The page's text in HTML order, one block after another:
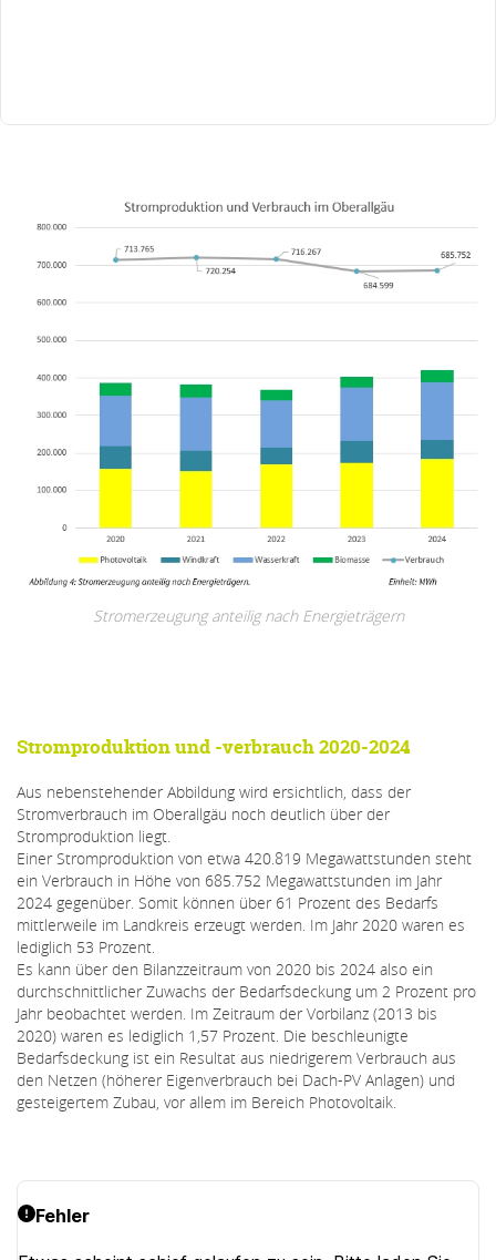
Stromerzeugung anteilig nach Energieträgern
Stromproduktion und -verbrauch 2020-2024
Aus nebenstehender Abbildung wird ersichtlich, dass der
Stromverbrauch im Oberallgäu noch deutlich über der
Stromproduktion liegt.
Einer Stromproduktion von etwa 420.819 Megawattstunden steht
ein Verbrauch in Höhe von 685.752 Megawattstunden im Jahr
2024 gegenüber. Somit können über 61 Prozent des Bedarfs
mittlerweile im Landkreis erzeugt werden. Im Jahr 2020 waren es
lediglich 53 Prozent.
Es kann über den Bilanzzeitraum von 2020 bis 2024 also ein
durchschnittlicher Zuwachs der Bedarfsdeckung um 2 Prozent pro
Jahr beobachtet werden. Im Zeitraum der Vorbilanz (2013 bis
2020) waren es lediglich 1,57 Prozent. Die beschleunigte
Bedarfsdeckung ist ein Resultat aus niedrigerem Verbrauch aus
den Netzen (höherer Eigenverbrauch bei Dach-PV Anlagen) und
gesteigertem Zubau, vor allem im Bereich Photovoltaik.